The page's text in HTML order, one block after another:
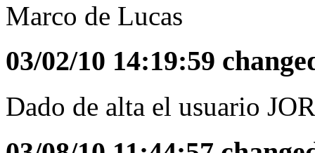
Marco de Lucas
03/02/10 14:19:59
Dado de alta el usuario